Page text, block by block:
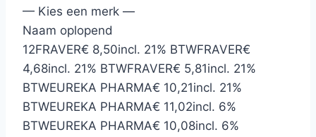
— Kies een merk —
Naam oplopend
12FRAVER€ 8,50incl. 21% BTWFRAVER€
4,68incl. 21% BTWFRAVER€ 5,81incl. 21%
BTWEUREKA PHARMA€ 10,21incl. 21%
BTWEUREKA PHARMA€ 11,02incl. 6%
BTWEUREKA PHARMA€ 10,08incl. 6%